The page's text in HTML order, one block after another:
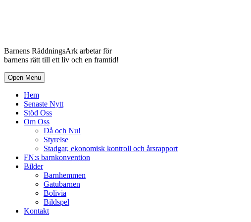
Barnens RäddningsArk arbetar för
barnens rätt till ett liv och en framtid!
Open Menu
Hem
Senaste Nytt
Stöd Oss
Om Oss
Då och Nu!
Styrelse
Stadgar, ekonomisk kontroll och årsrapport
FN:s barnkonvention
Bilder
Barnhemmen
Gatubarnen
Bolivia
Bildspel
Kontakt